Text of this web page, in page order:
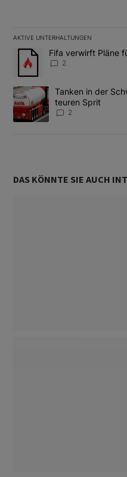
AKTIVE UNTERHALTUNGEN
Das Folgende ist eine Liste
Ein Trendartikel mit dem
Fifa verwirft Pläne
2
Ein Trendartikel mit dem
Tanken in der
teuren Sprit
2
DAS KÖNNTE SIE AUCH